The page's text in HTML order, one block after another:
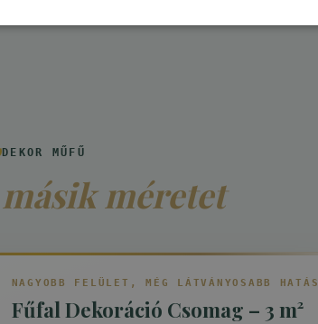
DEKOR MŰFŰ
másik méretet
NAGYOBB FELÜLET, MÉG LÁTVÁNYOSABB HATÁS
Fűfal Dekoráció Csomag – 3 m²